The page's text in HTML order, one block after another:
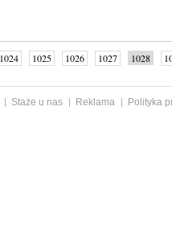
1024 1025 1026 1027 1028
Staże u nas Reklama
Polityka